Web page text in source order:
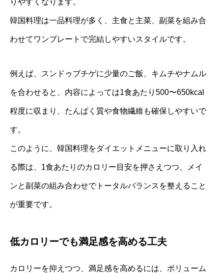
韓国料理は一品料理が多く、主食と主菜、副菜を組み合
わせてワンプレートで完結しやすいスタイルです。
例えば、スンドゥブチゲに少量のご飯、キムチやナムル
を合わせると、内容によっては1食あたり500〜650kcal
程度に収まり、たんぱく質や食物繊維も確保しやすいで
す。
このように、韓国料理をダイエットメニューに取り入れ
る際は、1食あたりのカロリー目安を押さえつつ、メイ
ンと副菜の組み合わせでトータルバランスを整えること
が重要です。
低カロリーでも満足感を高める工夫
カロリーを抑えつつ、満足感を高めるには、ボリューム